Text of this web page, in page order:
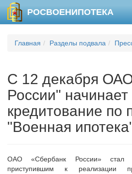
РОСВОЕНИПОТЕКА
Главная Разделы подвала
C 12 декабря
России" начинает
кредитование по
"Военная
ОАО «Сбербанк России» стал
приступившим к реализации